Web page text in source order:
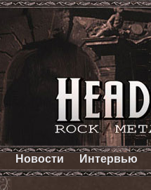
Новости Интервью